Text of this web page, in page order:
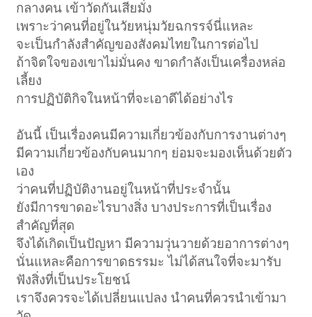
กลางคน เข้าวัดกันเสียมั่ง
เพราะว่าคนที่อยู่ในวัยหนุ่มวัยฉกรรจ์นี่แหละ
จะเป็นกำลังสำคัญของสังคมไทยในการต่อไป
ถ้าจิตใจของเขาไม่มั่นคง ขาดกำลังเป็นเครื่องหล่อ
เลี้ยง
การปฏิบัติกิจในหน้าที่จะเอาดีได้อย่างไร
อันนี้ เป็นเรื่องคนมีความเกี่ยวข้องกับการงานต่างๆ
มีความเกี่ยวข้องกับคนมากๆ ย่อมจะมองเห็นด้วยตัว
เอง
ว่าคนที่ปฏิบัติงานอยู่ในหน้าที่ประจำนั้น
ยังมีการขาดอะไรบางสิ่ง บางประการที่เป็นเรื่อง
สำคัญที่สุด
จึงได้เกิดเป็นปัญหา มีความวุ่นวายด้วยอาการต่างๆ
นั่นแหละคือการขาดธรรมะ ไม่ได้สนใจที่จะมารับ
ฟังสิ่งที่เป็นประโยชน์
เราจึงควรจะได้เปลี่ยนแปลง นำคนที่ควรนำเข้ามา